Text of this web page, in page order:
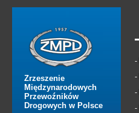
Zrzeszenie
Międzynarodowych
Przewoźników
Drogowych w Polsce
-
-
-
-